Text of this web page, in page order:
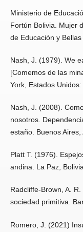
Ministerio de
Fortún Bolivia. Mujer
de Educación y Bellas
Nash, J. (1979). We
[Comemos de las
York, Estados
Nash, J. (2008).
nosotros.
estaño. Buenos
Platt T. (1976).
andina. La Paz,
Radcliffe-Brown, A.
sociedad primitiva.
Romero, J. (2021)